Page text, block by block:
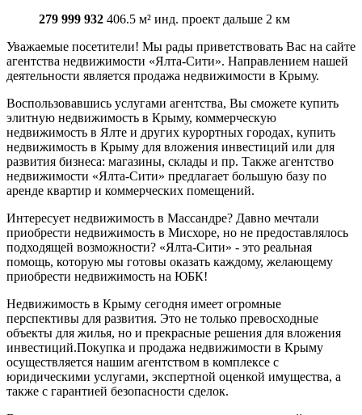
279 999 932 406.5 м² инд. проект дальше 2 км
Уважаемые посетители! Мы рады приветствовать Вас на сайте
агентства недвижимости «Ялта-Сити». Направлением нашей
деятельности является продажа недвижимости в Крыму.
Воспользовавшись услугами агентства, Вы сможете купить
элитную недвижимость в Крыму, коммерческую
недвижимость в Ялте и других курортных городах, купить
недвижимость в Крыму для вложения инвестиций или для
развития бизнеса: магазины, склады и пр. Также агентство
недвижимости «Ялта-Сити» предлагает большую базу по
аренде квартир и коммерческих помещений.
Интересует недвижимость в Массандре? Давно мечтали
приобрести недвижимость в Мисхоре, но не предоставлялось
подходящей возможности? «Ялта-Сити» - это реальная
помощь, которую мы готовы оказать каждому, желающему
приобрести недвижимость на ЮБК!
Недвижимость в Крыму сегодня имеет огромные
перспективы для развития. Это не только превосходные
объекты для жилья, но и прекрасные решения для вложения
инвестиций.Покупка и продажа недвижимости в Крыму
осуществляется нашим агентством в комплексе с
юридическими услугами, экспертной оценкой имущества, а
также с гарантией безопасности сделок.